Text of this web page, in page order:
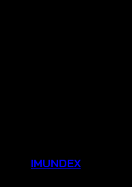
IMUNDEX